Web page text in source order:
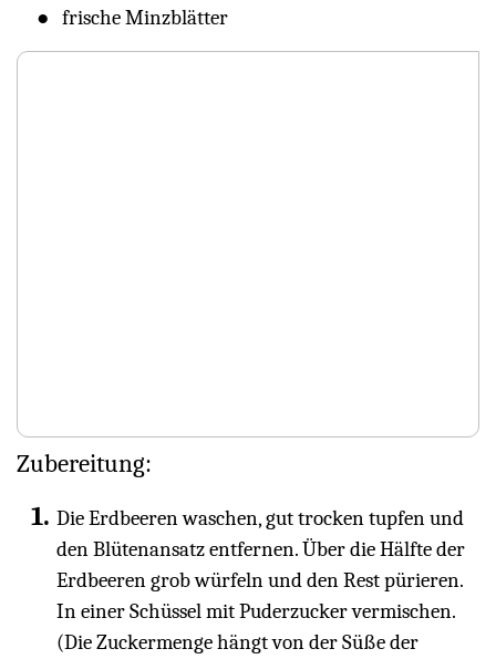
frische Minzblätter
Zubereitung:
Die Erdbeeren waschen, gut trocken tupfen und
den Blütenansatz entfernen. Über die Hälfte der
Erdbeeren grob würfeln und den Rest pürieren.
In einer Schüssel mit Puderzucker vermischen.
(Die Zuckermenge hängt von der Süße der